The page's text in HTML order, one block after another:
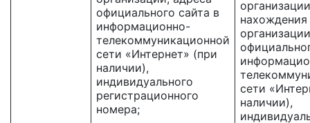
официального сайта в
информационно-
телекоммуникационной
сети «Интернет» (при
наличии),
индивидуального
регистрационного
номера;
нахождения
сети
наличии),